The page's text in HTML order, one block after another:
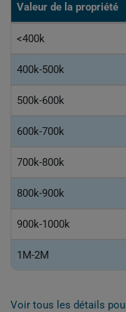
Valeur de la propriété
<400k
400k-500k
500k-600k
600k-700k
700k-800k
800k-900k
900k-1000k
1M-2M
Voir tous les détails